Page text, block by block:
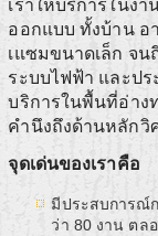
เราให้บริการในง
ออกแบบ ทั้งบ้าน อ
เแซมขนาดเล็ก จ
ระบบไฟฟ้า และป
บริการในพื้นที่อ่าง
คำนึงถึงด้านหลักวิ
จุดเด่นของเราคือ
มีประสบการณ์
ว่า 80 งาน ตล